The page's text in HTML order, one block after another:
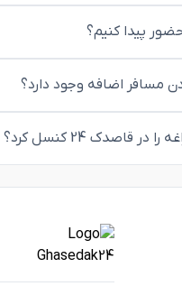
پیدا کنیم؟
مسافر اضافه وجود دارد؟
24 کنسل کرد؟